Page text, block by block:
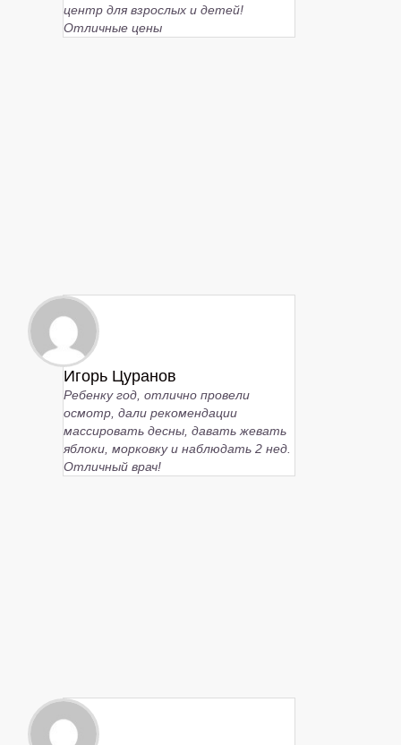
центр для взрослых и детей!
Отличные цены
Игорь Цуранов
Ребенку год, отлично провели
осмотр, дали рекомендации
массировать десны, давать жевать
яблоки, морковку и наблюдать 2 нед.
Отличный врач!